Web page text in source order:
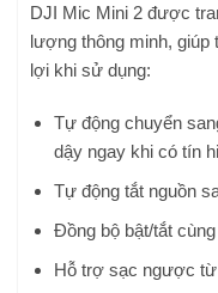
DJI Mic Mini 2 được
lượng thông minh,
lợi khi sử dụng:
Tự động chuyển
dậy ngay khi có tín
Tự động tắt nguồn
Đồng bộ bật/tắt
Hỗ trợ sạc ngược từ